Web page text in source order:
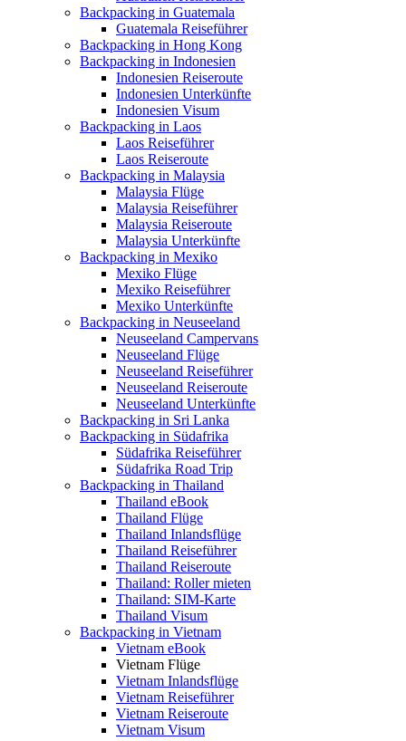
Backpacking in Guatemala
Guatemala Reiseführer
Backpacking in Hong Kong
Backpacking in Indonesien
Indonesien Reiseroute
Indonesien Unterkünfte
Indonesien Visum
Backpacking in Laos
Laos Reiseführer
Laos Reiseroute
Backpacking in Malaysia
Malaysia Flüge
Malaysia Reiseführer
Malaysia Reiseroute
Malaysia Unterkünfte
Backpacking in Mexiko
Mexiko Flüge
Mexiko Reiseführer
Mexiko Unterkünfte
Backpacking in Neuseeland
Neuseeland Campervans
Neuseeland Flüge
Neuseeland Reiseführer
Neuseeland Reiseroute
Neuseeland Unterkünfte
Backpacking in Sri Lanka
Backpacking in Südafrika
Südafrika Reiseführer
Südafrika Road Trip
Backpacking in Thailand
Thailand eBook
Thailand Flüge
Thailand Inlandsflüge
Thailand Reiseführer
Thailand Reiseroute
Thailand: Roller mieten
Thailand: SIM-Karte
Thailand Visum
Backpacking in Vietnam
Vietnam eBook
Vietnam Flüge
Vietnam Inlandsflüge
Vietnam Reiseführer
Vietnam Reiseroute
Vietnam Visum